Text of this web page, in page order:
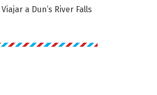
Viajar a Dun’s River Falls